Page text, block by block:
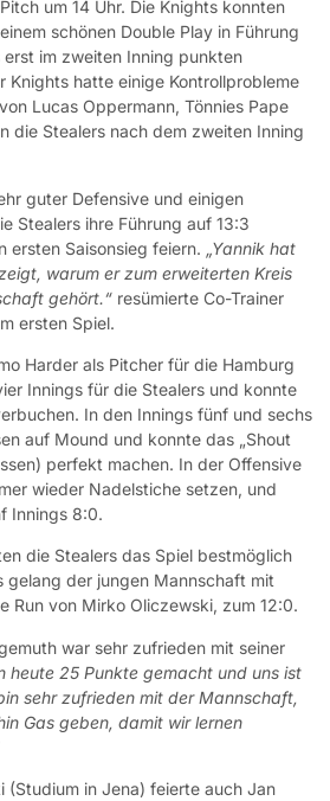
um 14 Uhr. Die Knights konnten
schönen Double Play in Führung
im zweiten Inning punkten
Knights hatte einige Kontrollprobleme
Lucas Oppermann, Tönnies Pape
die Stealers nach dem zweiten Inning
guter Defensive und einigen
Stealers ihre Führung auf 13:3
ersten Saisonsieg feiern. „Yannik hat
warum er zum erweiterten Kreis
gehört.“ resümierte Co-Trainer
ersten Spiel.
Harder als Pitcher für die Hamburg
Innings für die Stealers und konnte
In den Innings fünf und sechs
auf Mound und konnte das „Shout
perfekt machen. In der Offensive
wieder Nadelstiche setzen, und
Innings 8:0.
die Stealers das Spiel bestmöglich
gelang der jungen Mannschaft mit
Run von Mirko Oliczewski, zum 12:0.
war sehr zufrieden mit seiner
heute 25 Punkte gemacht und uns ist
sehr zufrieden mit der Mannschaft,
Gas geben, damit wir lernen
(Studium in Jena) feierte auch Jan